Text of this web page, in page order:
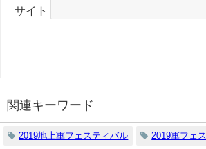
サイト
関連キーワード
2019地上軍フェスティバル 2019軍フェス